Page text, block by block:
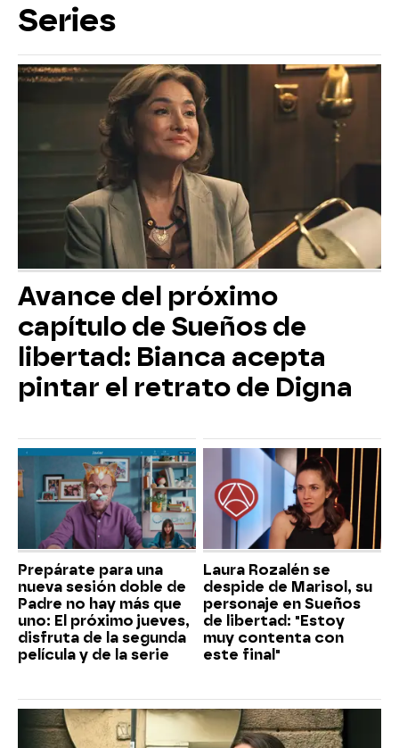
Series
Avance del próximo
capítulo de Sueños de
libertad: Bianca acepta
pintar el retrato de Digna
Prepárate para una
nueva sesión doble de
Padre no hay más que
uno: El próximo jueves,
disfruta de la segunda
película y de la serie
Laura Rozalén se
despide de Marisol, su
personaje en Sueños
de libertad: "Estoy
muy contenta con
este final"